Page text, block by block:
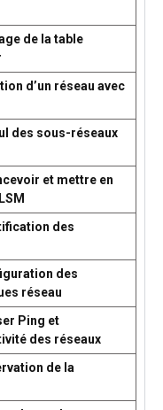
de la table
d’un réseau avec
des sous-réseaux
et mettre en
des
des
réseau
Ping et
des réseaux
de la